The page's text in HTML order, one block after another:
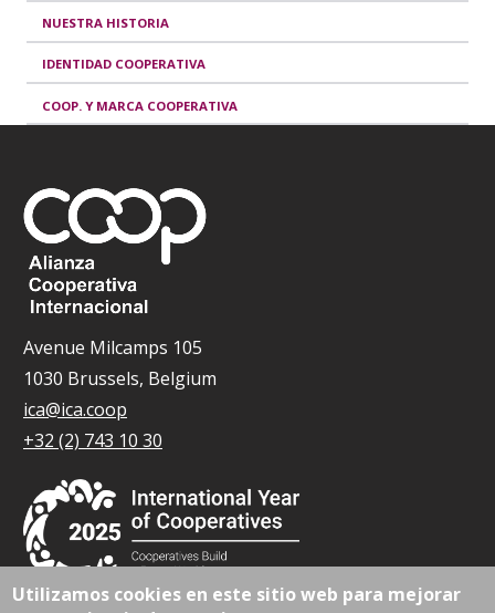
NUESTRA HISTORIA
IDENTIDAD COOPERATIVA
COOP. Y MARCA COOPERATIVA
Avenue Milcamps 105
1030 Brussels, Belgium
ica@ica.coop
+32 (2) 743 10 30
Utilizamos cookies en este sitio web para mejorar